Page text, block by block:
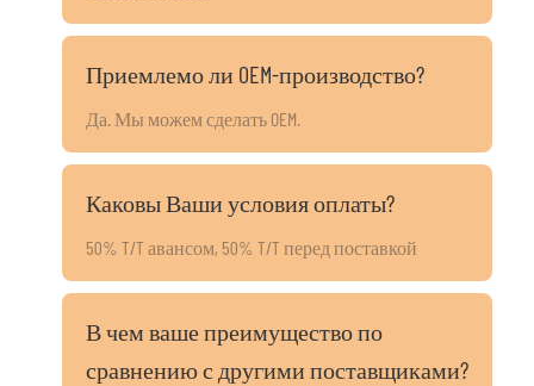
Приемлемо ли OEM-производство?
Да. Мы можем сделать OEM.
Каковы Ваши условия оплаты?
50% T/T авансом, 50% T/T перед поставкой
В чем ваше преимущество по
сравнению с другими поставщиками?